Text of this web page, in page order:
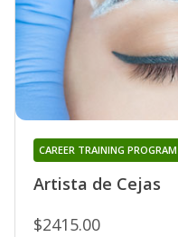
Artista de Cejas
CAREER TRAINING PROGRAM
$2415.00